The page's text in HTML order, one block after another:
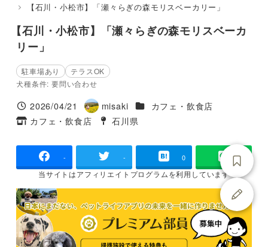
【石川・小松市】「瀬々らぎの森モリスベーカリー」
【石川・小松市】「瀬々らぎの森モリスベーカ
リー」
駐車場あり
テラスOK
犬種条件: 要問い合わせ
投稿日
2026/04/21
著
者
misaki 施設ジャンル
カフェ・飲食店
タグ
カフェ・飲食店
タグ
石川県
- - 0
当サイトはアフィリエイトプログラムを利用しています